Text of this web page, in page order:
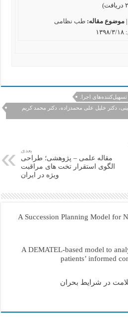
| موضوع مقاله: طب نظامی
تسهیل‌کننده‌های اجرا.
دکتر خلیل علی محمدزاده، دکتر محمد کریم
بعدی
مقاله علمی – پژوهشی؛ طراحی
الگوی استقرار تخت های مراقبت
ویژه در ایران
A Succession Planning Model for
A DEMATEL-based model to
patients’ informed
در شرایط بحران